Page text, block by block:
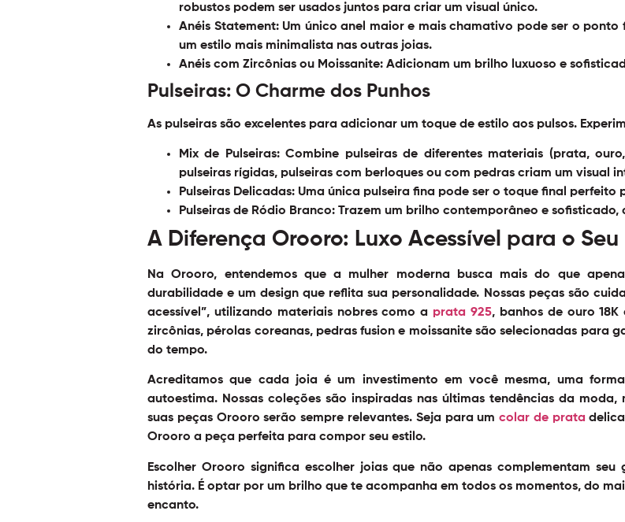
robustos podem ser usados juntos para criar um visual único.
Anéis Statement:Um único anel maior e mais chamativo pode ser o ponto
um estilo mais minimalista nas outras joias.
Anéis com Zircônias ou Moissanite: Adicionam um brilho luxuoso e
Pulseiras: O Charme dos Punhos
As pulseiras são excelentes para adicionar um toque de estilo aos pulsos.
Mix de Pulseiras:Combine pulseiras de diferentes materiais (prata,
pulseiras rígidas, pulseiras com berloques ou com pedras criam um visual
Pulseiras Delicadas: Uma única pulseira fina pode ser o toque final perfeito
Pulseiras de Ródio Branco: Trazem um brilho contemporâneo e
A Diferença Orooro: Luxo Acessível para o
Na Orooro, entendemos que a mulher moderna busca mais do que
durabilidade e um design que reflita sua personalidade. Nossas peças são
acessível”, utilizando materiais nobres como a prata 925, banhos de ouro
zircônias, pérolas coreanas, pedras fusion e moissanite são selecionadas para
do tempo.
Acreditamos que cada joia é um investimento em você mesma, uma
autoestima. Nossas coleções são inspiradas nas últimas tendências da
suas peças Orooro serão sempre relevantes. Seja para umcolar de prata
Orooro a peça perfeita para compor seu estilo.
Escolher Orooro significa escolher joias que não apenas complementam
história. É optar por um brilho que te acompanha em todos os momentos, do
encanto.